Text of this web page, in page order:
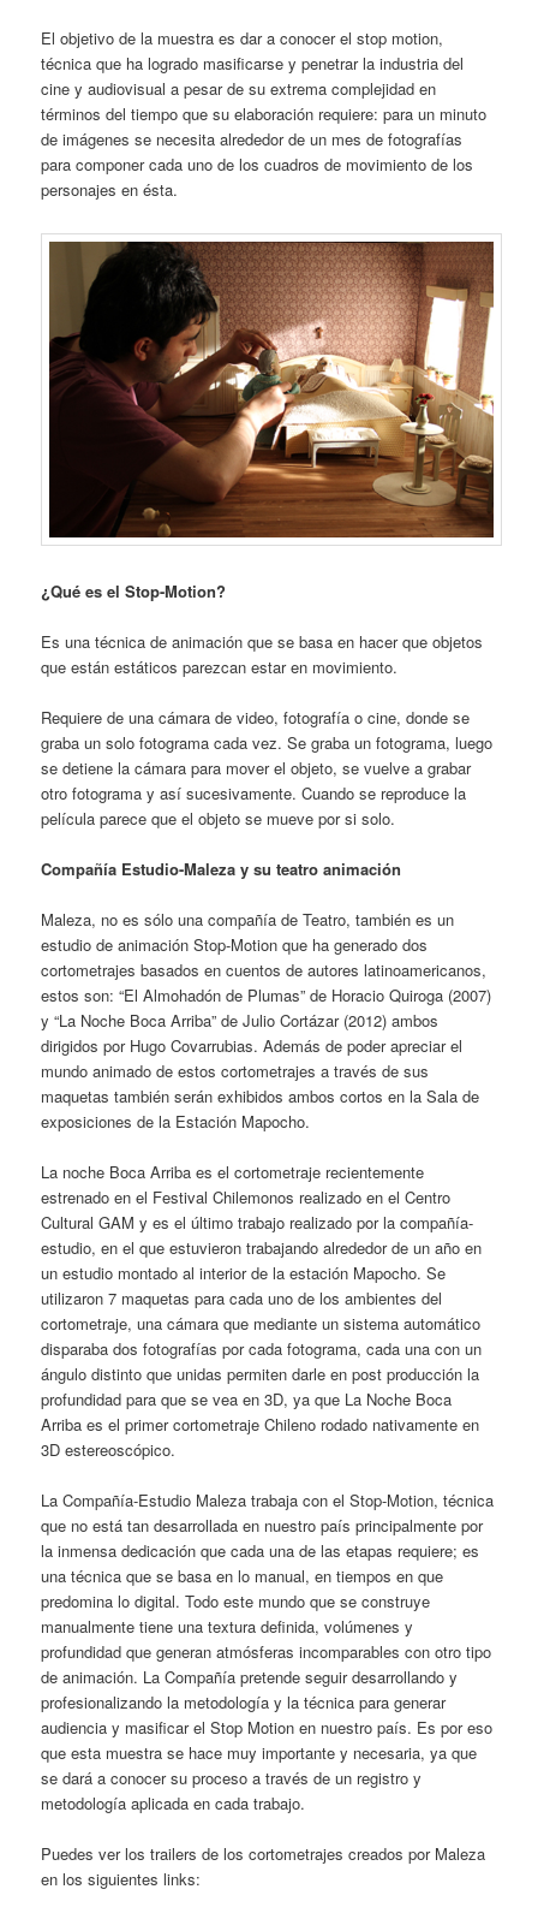
El objetivo de la muestra es dar a conocer el stop motion,
técnica que ha logrado masificarse y penetrar la industria del
cine y audiovisual a pesar de su extrema complejidad en
términos del tiempo que su elaboración requiere: para un minuto
de imágenes se necesita alrededor de un mes de fotografías
para componer cada uno de los cuadros de movimiento de los
personajes en ésta.
¿Qué es el Stop-Motion?
Es una técnica de animación que se basa en hacer que objetos
que están estáticos parezcan estar en movimiento.
Requiere de una cámara de video, fotografía o cine, donde se
graba un solo fotograma cada vez. Se graba un fotograma, luego
se detiene la cámara para mover el objeto, se vuelve a grabar
otro fotograma y así sucesivamente. Cuando se reproduce la
película parece que el objeto se mueve por si solo.
Compañía Estudio-Maleza y su teatro animación
Maleza, no es sólo una compañía de Teatro, también es un
estudio de animación Stop-Motion que ha generado dos
cortometrajes basados en cuentos de autores latinoamericanos,
estos son: “El Almohadón de Plumas” de Horacio Quiroga (2007)
y “La Noche Boca Arriba” de Julio Cortázar (2012) ambos
dirigidos por Hugo Covarrubias. Además de poder apreciar el
mundo animado de estos cortometrajes a través de sus
maquetas también serán exhibidos ambos cortos en la Sala de
exposiciones de la Estación Mapocho.
La noche Boca Arriba es el cortometraje recientemente
estrenado en el Festival Chilemonos realizado en el Centro
Cultural GAM y es el último trabajo realizado por la compañía-
estudio, en el que estuvieron trabajando alrededor de un año en
un estudio montado al interior de la estación Mapocho. Se
utilizaron 7 maquetas para cada uno de los ambientes del
cortometraje, una cámara que mediante un sistema automático
disparaba dos fotografías por cada fotograma, cada una con un
ángulo distinto que unidas permiten darle en post producción la
profundidad para que se vea en 3D, ya que La Noche Boca
Arriba es el primer cortometraje Chileno rodado nativamente en
3D estereoscópico.
La Compañía-Estudio Maleza trabaja con el Stop-Motion, técnica
que no está tan desarrollada en nuestro país principalmente por
la inmensa dedicación que cada una de las etapas requiere; es
una técnica que se basa en lo manual, en tiempos en que
predomina lo digital. Todo este mundo que se construye
manualmente tiene una textura definida, volúmenes y
profundidad que generan atmósferas incomparables con otro tipo
de animación. La Compañía pretende seguir desarrollando y
profesionalizando la metodología y la técnica para generar
audiencia y masificar el Stop Motion en nuestro país. Es por eso
que esta muestra se hace muy importante y necesaria, ya que
se dará a conocer su proceso a través de un registro y
metodología aplicada en cada trabajo.
Puedes ver los trailers de los cortometrajes creados por Maleza
en los siguientes links: